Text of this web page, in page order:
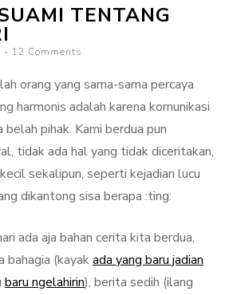
TENTANG
12 Comments
orang yang sama-sama percaya
harmonis adalah karena komunikasi
belah pihak. Kami berdua pun
tidak ada hal yang tidak diceritakan,
sekalipun, seperti kejadian lucu
dikantong sisa berapa :ting:
ada aja bahan cerita kita berdua,
bahagia (kayakada yang baru jadian
baru ngelahirin), berita sedih (ilang